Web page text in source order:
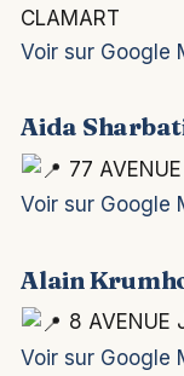
CLAMART
Voir sur Google
Aida
77
Voir sur Google
Alain
8 AVENUE
Voir sur Google